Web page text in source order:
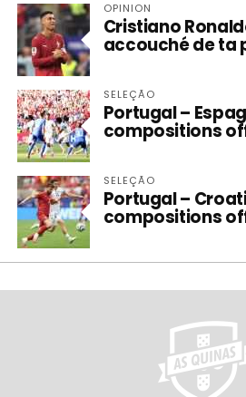
OPINION
Cristiano
accouché de ta
SELEÇÃO
Portugal –
compositions
SELEÇÃO
Portugal –
compositions